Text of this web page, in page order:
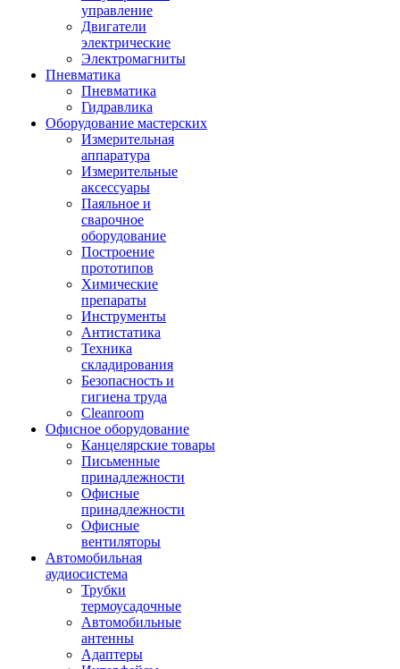
управление
Двигатели
электрические
Электромагниты
Пневматика
Пневматика
Гидравлика
Оборудование мастерских
Измерительная
аппаратура
Измерительные
аксессуары
Паяльное и
сварочное
оборудование
Построение
прототипов
Химические
препараты
Инструменты
Aнтистатика
Техника
складирования
Безопасность и
гигиена труда
Cleanroom
Офисное оборудование
Канцелярские товары
Письменные
принадлежности
Офисные
принадлежности
Офисные
вентиляторы
Автомобильная
аудиосистема
Трубки
термоусадочные
Автомобильные
антенны
Адаптеры